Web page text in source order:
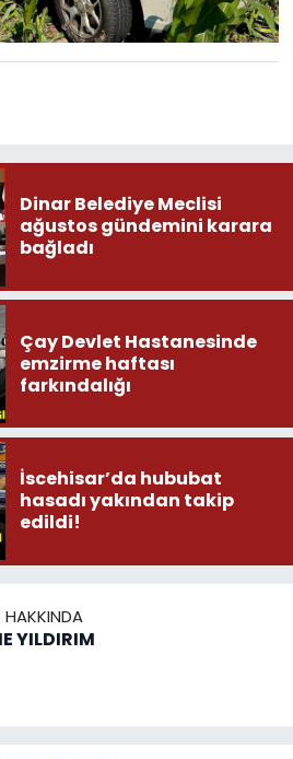
Dinar Belediye Meclisi
ağustos gündemini karara
bağladı
Çay Devlet Hastanesinde
emzirme haftası
farkındalığı
İscehisar’da hububat
hasadı yakından takip
edildi!
HAKKINDA
YILDIRIM